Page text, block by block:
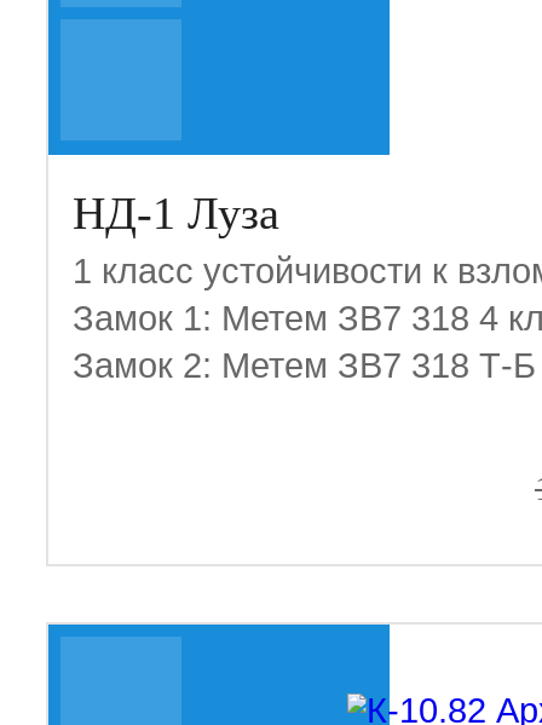
НД-1 Луза
1 класс устойчивости к
Замок 1: Метем ЗВ7 318 4
Замок 2: Метем ЗВ7 318 Т-Б